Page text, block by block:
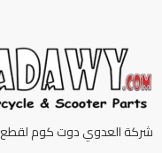
شركة العدوي دوت كوم لقطع